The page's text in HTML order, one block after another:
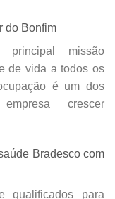
do Bonfim
missão
de vida a todos os
é um dos
crescer
Bradesco com
qualificados para